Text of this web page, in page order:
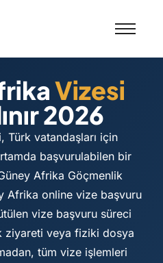
Vizesi
2026
Türk vatandaşları için
başvurulabilen bir
Afrika Göçmenlik
Afrika online vize başvuru
vize başvuru süreci
ziyareti veya fiziki dosya
tüm vize işlemleri